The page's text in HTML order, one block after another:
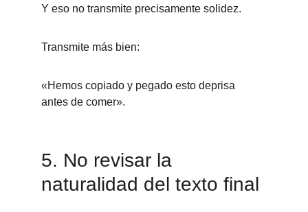
Y eso no transmite precisamente solidez.
Transmite más bien:
«Hemos copiado y pegado esto deprisa
antes de comer».
5. No revisar la
naturalidad del texto final